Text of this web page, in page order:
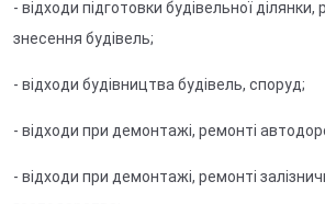
- відходи підготовки будівельної
знесення будівель;
- відходи будівництва будівель, споруд;
- відходи при демонтажі, ремонті
- відходи при демонтажі, ремонті